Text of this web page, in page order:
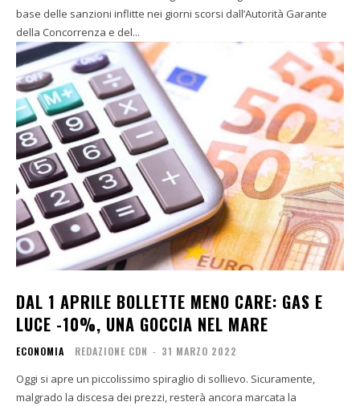
base delle sanzioni inflitte nei giorni scorsi dall’Autorità Garante
della Concorrenza e del...
DAL 1 APRILE BOLLETTE MENO CARE: GAS E
LUCE -10%, UNA GOCCIA NEL MARE
ECONOMIA REDAZIONE CDN - 31 MARZO 2022
Oggi si apre un piccolissimo spiraglio di sollievo. Sicuramente,
malgrado la discesa dei prezzi, resterà ancora marcata la